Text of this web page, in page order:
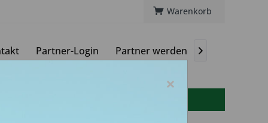
Warenkorb
Partner-Login Partner werden 
×